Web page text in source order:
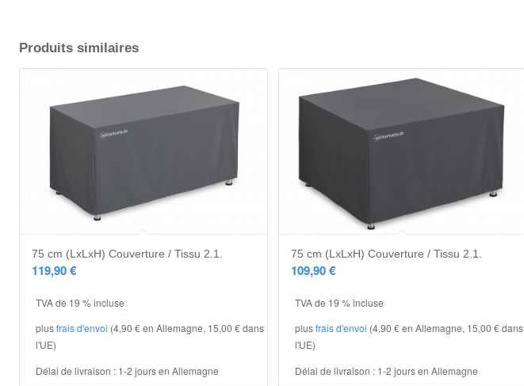
Produits similaires
75 cm (LxLxH) Couverture / Tissu 2.1.
119,90€
TVA de 19 % incluse
plusfrais d'envoi (4,90 € en Allemagne, 15,00 € dans
l'UE)
Délai de livraison : 1-2 jours en Allemagne
75 cm (LxLxH) Couverture / Tissu 2.1.
109,90€
TVA de 19 % incluse
plusfrais d'envoi (4,90 € en Allemagne, 15,00 € dans
l'UE)
Délai de livraison : 1-2 jours en Allemagne